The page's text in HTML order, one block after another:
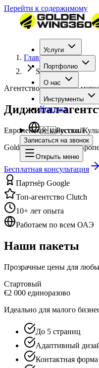
Перейти к содержимому
Услуги
Портфолио
О нас
Инструменты
Контакт
🇷🇺Русский
Записаться на звонок
Открыть меню
Главная
Sharjah
Агентство цифрового
Диджитал-
Европейское качество.
GoldenWing сочетает
Бесплатная консультация
Партнёр Google
Топ-агентство Clutch
10+ лет опыта
Работаем по всем ОАЭ
Наши пакеты
Прозрачные цены для
Стартовый
€2 000 единоразово
Идеально для малого
До 5 страниц
Адаптивный
Контактная форма